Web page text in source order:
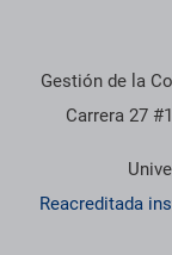
Gestión de la
Carrera 27
Reacreditada